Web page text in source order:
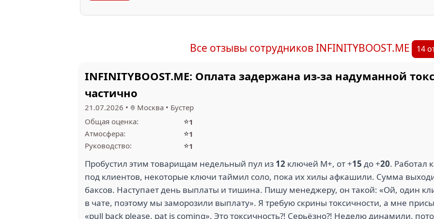
Все отзывы сотрудников INFINITYBOOST.ME 14
INFINITYBOOST.ME: Оплата задержана из-за надуманной
частично
21.07.2026 • Москва • Бустер
Общая оценка:
⭐1
Атмосфера:
⭐1
Руководство:
⭐1
Пробустил этим товарищам недельный пул из 12 ключей M+, от +15 до +20. Работал
под клиентов, некоторые ключи таймил соло, пока их хилы афкашили. Сумма
баксов. Наступает день выплаты и тишина. Пишу менеджеру, он такой: «Ой, один
в чате, поэтому мы заморозили выплату». Я требую скрины токсичности, а мне
«pull back please, pat is coming». Это токсичность?! Серьёзно?! Неделю динамили,